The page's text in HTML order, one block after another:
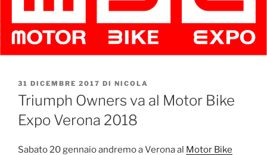
PUBBLICATO
IL
31 DICEMBRE 2017 DI NICOLA
Triumph Owners va al Motor Bike
Expo Verona 2018
Sabato 20 gennaio andremo a Verona al Motor Bike